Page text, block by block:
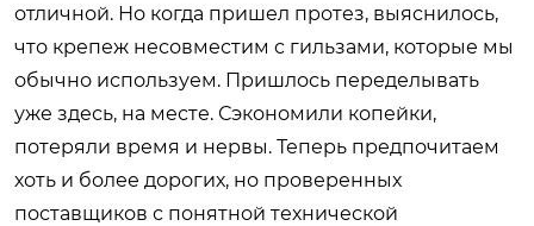
отличной. Но когда пришел протез, выяснилось,
что крепеж несовместим с гильзами, которые мы
обычно используем. Пришлось переделывать
уже здесь, на месте. Сэкономили копейки,
потеряли время и нервы. Теперь предпочитаем
хоть и более дорогих, но проверенных
поставщиков с понятной технической